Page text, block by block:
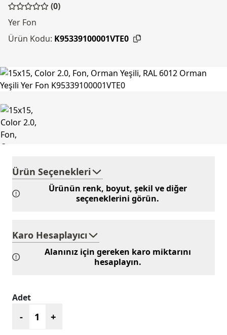
(0)
Yer Fon
Ürün Kodu: K95339100001VTE0
Ürün Seçenekleri
Ürünün renk, boyut, şekil ve diğer
seçeneklerini görün.
Karo Hesaplayıcı
Alanınız için gereken karo miktarını
hesaplayın.
Adet
- +